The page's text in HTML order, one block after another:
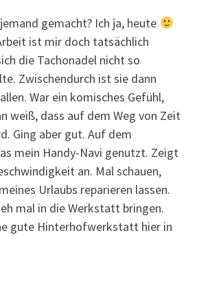
gemacht? Ich ja, heute
ist mir doch tatsächlich
die Tachonadel nicht so
Zwischendurch ist sie dann
War ein komisches Gefühl,
weiß, dass auf dem Weg von Zeit
Ging aber gut. Auf dem
mein Handy-Navi genutzt. Zeigt
an. Mal schauen,
Urlaubs reparieren lassen.
mal in die Werkstatt bringen.
gute Hinterhofwerkstatt hier in